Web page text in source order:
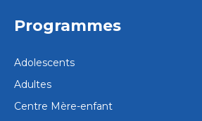
Programmes
Adolescents
Adultes
Centre Mère-enfant